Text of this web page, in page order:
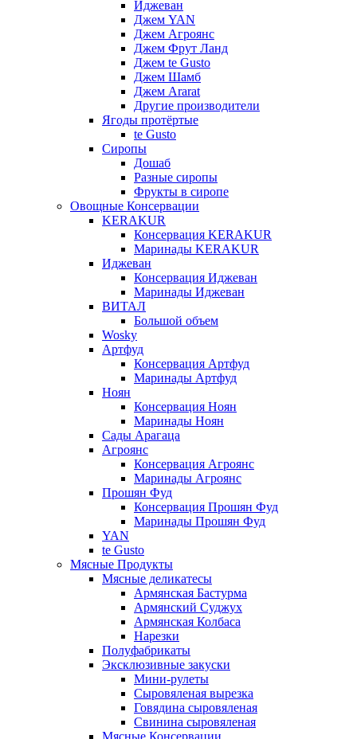
Иджеван
Джем YAN
Джем Агроянс
Джем Фрут Ланд
Джем te Gusto
Джем Шамб
Джем Ararat
Другие производители
Ягоды протёртые
te Gusto
Сиропы
Дошаб
Разные сиропы
Фрукты в сиропе
Овощные Консервации
KERAKUR
Консервация KERAKUR
Маринады KERAKUR
Иджеван
Консервация Иджеван
Маринады Иджеван
ВИТАЛ
Большой объем
Wosky
Артфуд
Консервация Артфуд
Маринады Артфуд
Ноян
Консервация Ноян
Маринады Ноян
Сады Арагаца
Агроянс
Консервация Агроянс
Маринады Агроянс
Прошян Фуд
Консервация Прошян Фуд
Маринады Прошян Фуд
YAN
te Gusto
Мясные Продукты
Мясные деликатесы
Армянская Бастурма
Армянский Суджух
Армянская Колбаса
Нарезки
Полуфабрикаты
Эксклюзивные закуски
Мини-рулеты
Сыровяленая вырезка
Говядина сыровяленая
Свинина сыровяленая
Мясные Консервации